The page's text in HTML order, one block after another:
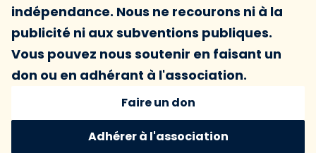
indépendance. Nous ne recourons ni à la
publicité ni aux subventions publiques.
Vous pouvez nous soutenir en faisant un
don ou en adhérant à l'association.
Faire un don
Adhérer à l'association